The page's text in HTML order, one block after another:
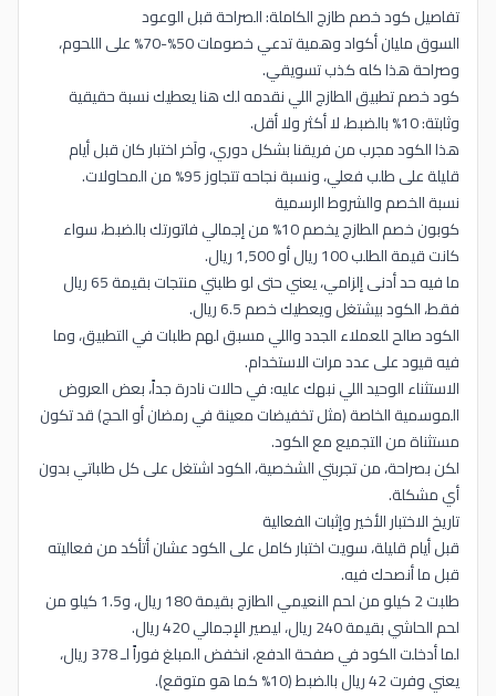
تفاصيل كود خصم طازج الكاملة: الصراحة قبل الوعود
السوق مليان أكواد وهمية تدعي خصومات 50%-70% على اللحوم،
وصراحة هذا كله كذب تسويقي.
كود خصم تطبيق الطازج اللي نقدمه لك هنا يعطيك نسبة حقيقية
وثابتة: 10% بالضبط، لا أكثر ولا أقل.
هذا الكود مجرب من فريقنا بشكل دوري، وآخر اختبار كان قبل أيام
قليلة على طلب فعلي، ونسبة نجاحه تتجاوز 95% من المحاولات.
نسبة الخصم والشروط الرسمية
كوبون خصم الطازج يخصم 10% من إجمالي فاتورتك بالضبط، سواء
كانت قيمة الطلب 100 ريال أو 1,500 ريال.
ما فيه حد أدنى إلزامي، يعني حتى لو طلبتي منتجات بقيمة 65 ريال
فقط، الكود بيشتغل ويعطيك خصم 6.5 ريال.
الكود صالح للعملاء الجدد واللي مسبق لهم طلبات في التطبيق، وما
فيه قيود على عدد مرات الاستخدام.
الاستثناء الوحيد اللي نبهك عليه: في حالات نادرة جداً، بعض العروض
الموسمية الخاصة (مثل تخفيضات معينة في رمضان أو الحج) قد تكون
مستثناة من التجميع مع الكود.
لكن بصراحة، من تجربتي الشخصية، الكود اشتغل على كل طلباتي بدون
أي مشكلة.
تاريخ الاختبار الأخير وإثبات الفعالية
قبل أيام قليلة، سويت اختبار كامل على الكود عشان أتأكد من فعاليته
قبل ما أنصحك فيه.
طلبت 2 كيلو من لحم النعيمي الطازج بقيمة 180 ريال، و1.5 كيلو من
لحم الحاشي بقيمة 240 ريال، ليصير الإجمالي 420 ريال.
لما أدخلت الكود في صفحة الدفع، انخفض المبلغ فوراً لـ 378 ريال،
يعني وفرت 42 ريال بالضبط (10% كما هو متوقع).